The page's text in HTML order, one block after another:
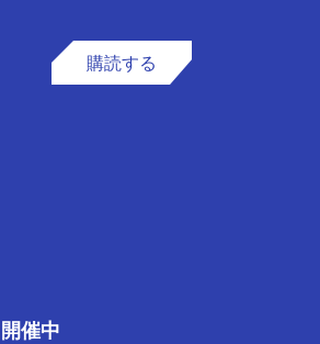
購読する
開催中